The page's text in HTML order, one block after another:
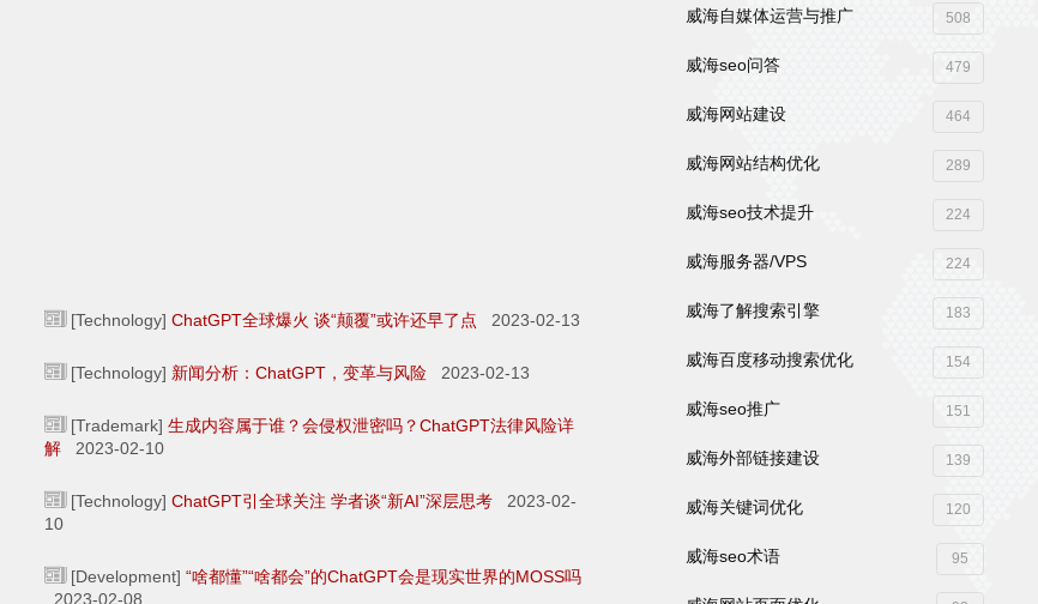
[Technology]ChatGPT全球爆火 谈“颠覆”或许还早了点 2023-02-13
[Technology] 新闻分析：ChatGPT，变革与风险 2023-02-13
[Trademark]生成内容属于谁？会侵权泄密吗？ChatGPT法律风险详
解 2023-02-10
[Technology]ChatGPT引全球关注 学者谈“新AI”深层思考 2023-02-
10
[Development]“啥都懂”“啥都会”的ChatGPT会是现实世界的MOSS吗
2023-02-08
威海自媒体运营与推广 508
威海seo问答 479
威海网站建设 464
威海网站结构优化 289
威海seo技术提升 224
威海服务器/VPS 224
威海了解搜索引擎 183
威海百度移动搜索优化 154
威海seo推广 151
威海外部链接建设 139
威海关键词优化 120
威海seo术语 95